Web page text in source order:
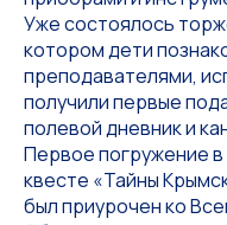
Уже состоялось
котором дети
преподавателями,
получили первые
полевой дневник и
Первое погружение
квесте «Тайны
был приурочен ко